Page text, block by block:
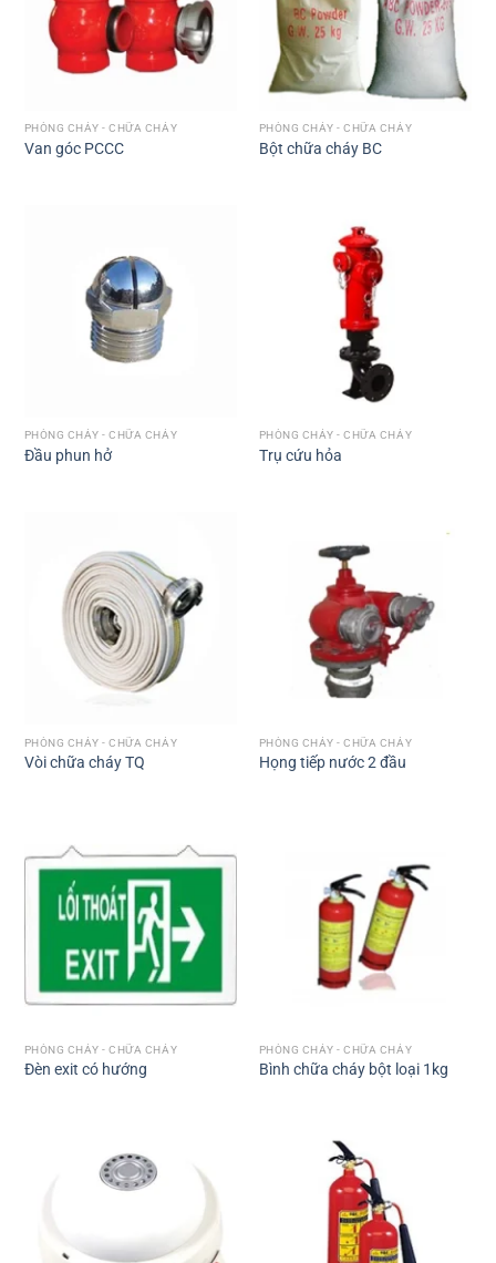
PHÒNG CHÁY - CHỮA CHÁY
Van góc PCCC
PHÒNG CHÁY - CHỮA CHÁY
Bột chữa cháy BC
PHÒNG CHÁY - CHỮA CHÁY
Đầu phun hở
PHÒNG CHÁY - CHỮA CHÁY
Trụ cứu hỏa
PHÒNG CHÁY - CHỮA CHÁY
Vòi chữa cháy TQ
PHÒNG CHÁY - CHỮA CHÁY
Họng tiếp nước 2 đầu
PHÒNG CHÁY - CHỮA CHÁY
Đèn exit có hướng
PHÒNG CHÁY - CHỮA CHÁY
Bình chữa cháy bột loại 1kg